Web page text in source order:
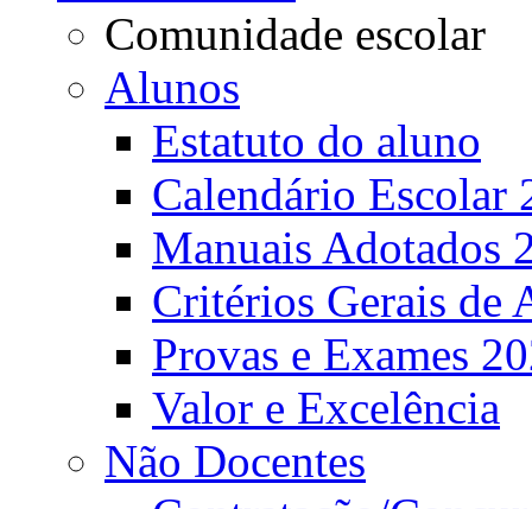
Comunidade escolar
Alunos
Estatuto do aluno
Calendário Escolar
Manuais Adotados
Critérios Gerais de
Provas e Exames
Valor e Excelência
Não Docentes